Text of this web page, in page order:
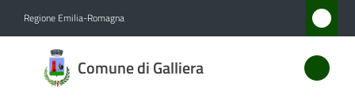
Regione Emilia-Romagna
Comune di Galliera
Comune
di